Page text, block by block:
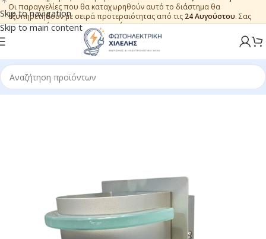
Skip to navigation
Skip to main content
Οι παραγγελίες που θα καταχωρηθούν αυτό το διάστημα θα
εξυπηρετηθούν με σειρά προτεραιότητας από τις 24 Αυγούστου. Σας
ευχαριστούμε για την εμπιστοσύνη.